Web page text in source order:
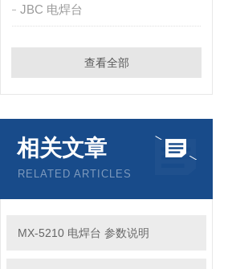
JBC 电焊台
查看全部
相关文章
RELATED ARTICLES
MX-5210 电焊台 参数说明